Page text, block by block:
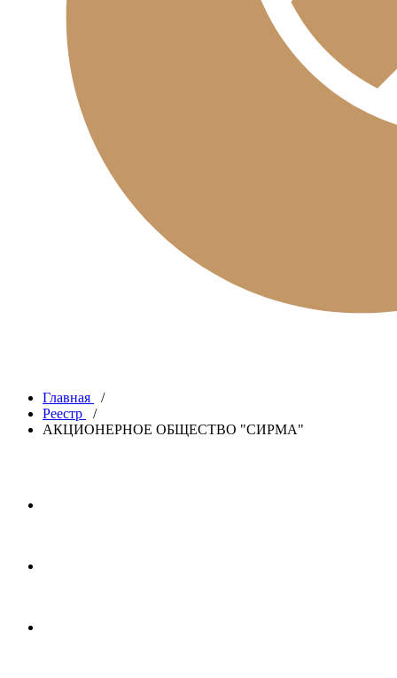
Главная
/
Реестр
/
АКЦИОНЕРНОЕ ОБЩЕСТВО "СИРМА"